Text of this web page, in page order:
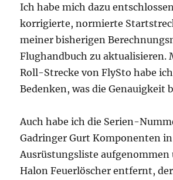
Ich habe mich dazu
korrigierte, normierte
meiner bisherigen
Flughandbuch zu aktualisieren.
Roll-Strecke von FlySto habe
Bedenken, was die Genauigkeit
Auch habe ich die Serien-
Gadringer Gurt Komponenten
Ausrüstungsliste aufgenommen
Halon Feuerlöscher entfernt,